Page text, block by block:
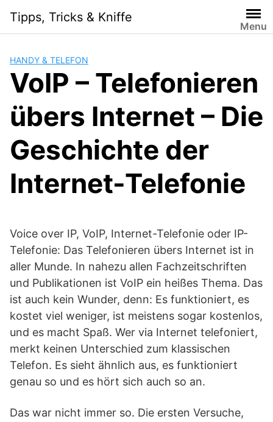
content
Tipps, Tricks & Kniffe
Menu
HANDY & TELEFON
VoIP – Telefonieren
übers Internet – Die
Geschichte der
Internet-Telefonie
Voice over IP, VoIP, Internet-Telefonie oder IP-
Telefonie: Das Telefonieren übers Internet ist in
aller Munde. In nahezu allen Fachzeitschriften
und Publikationen ist VoIP ein heißes Thema. Das
ist auch kein Wunder, denn: Es funktioniert, es
kostet viel weniger, ist meistens sogar kostenlos,
und es macht Spaß. Wer via Internet telefoniert,
merkt keinen Unterschied zum klassischen
Telefon. Es sieht ähnlich aus, es funktioniert
genau so und es hört sich auch so an.
Das war nicht immer so. Die ersten Versuche,